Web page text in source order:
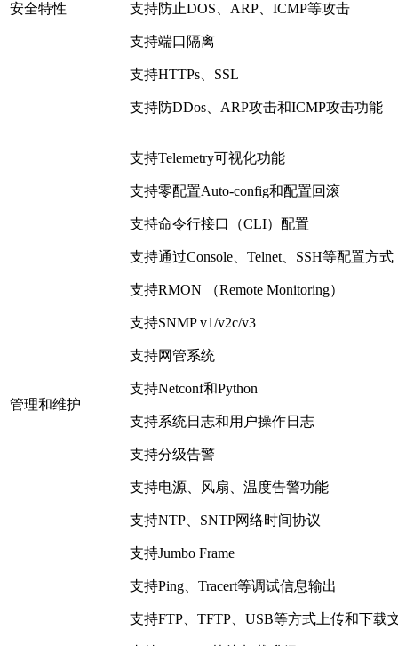
安全特性 支持防止DOS、ARP、ICMP等攻击
支持端口隔离
支持HTTPs、SSL
支持防DDos、ARP攻击和ICMP攻击功能
管理和维护
支持Telemetry可视化功能
支持零配置Auto-config和配置回滚
支持命令行接口（CLI）配置
支持通过Console、Telnet、SSH等配置方式
支持RMON （Remote Monitoring）
支持SNMP v1/v2c/v3
支持网管系统
支持Netconf和Python
支持系统日志和用户操作日志
支持分级告警
支持电源、风扇、温度告警功能
支持NTP、SNTP网络时间协议
支持Jumbo Frame
支持Ping、Tracert等调试信息输出
支持FTP、TFTP、USB等方式上传和下载